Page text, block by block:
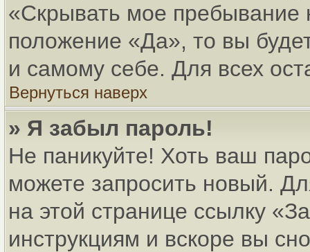
«Скрывать мое пребывание
положение «Да», то вы
и самому себе. Для всех
Вернуться наверх
» Я забыл пароль!
Не паникуйте! Хоть ваш
можете запросить новый.
на этой странице ссылку
инструкциям и вскоре вы